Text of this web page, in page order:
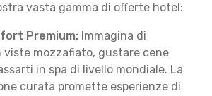
vasta gamma di offerte hotel:
Premium: Immagina di
viste mozzafiato, gustare cene
in spa di livello mondiale. La
curata promette esperienze di